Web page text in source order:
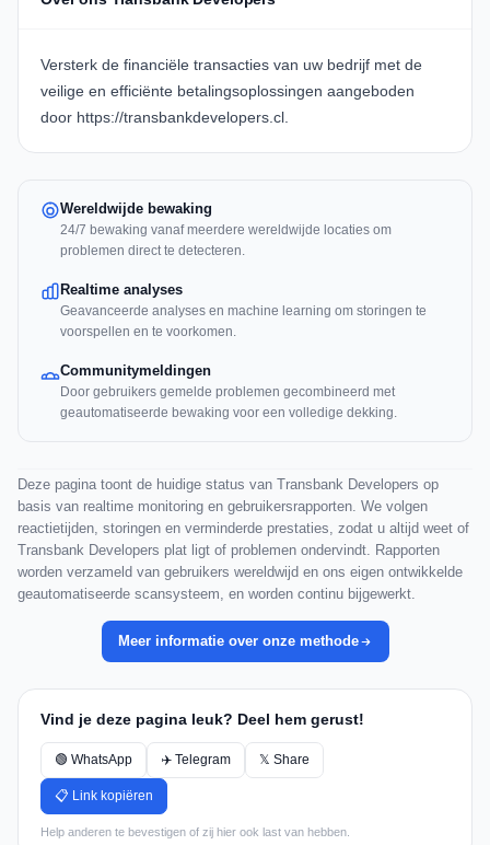
Versterk de financiële transacties van uw bedrijf met de
veilige en efficiënte betalingsoplossingen aangeboden
door https://transbankdevelopers.cl.
Wereldwijde bewaking
24/7 bewaking vanaf meerdere wereldwijde locaties om
problemen direct te detecteren.
Realtime analyses
Geavanceerde analyses en machine learning om storingen te
voorspellen en te voorkomen.
Communitymeldingen
Door gebruikers gemelde problemen gecombineerd met
geautomatiseerde bewaking voor een volledige dekking.
Deze pagina toont de huidige status van Transbank Developers op
basis van realtime monitoring en gebruikersrapporten. We volgen
reactietijden, storingen en verminderde prestaties, zodat u altijd weet of
Transbank Developers plat ligt of problemen ondervindt. Rapporten
worden verzameld van gebruikers wereldwijd en ons eigen ontwikkelde
geautomatiseerde scansysteem, en worden continu bijgewerkt.
Meer informatie over onze methode
Vind je deze pagina leuk? Deel hem gerust!
🟢 WhatsApp ✈️ Telegram 𝕏 Share
📋 Link kopiëren
Help anderen te bevestigen of zij hier ook last van hebben.